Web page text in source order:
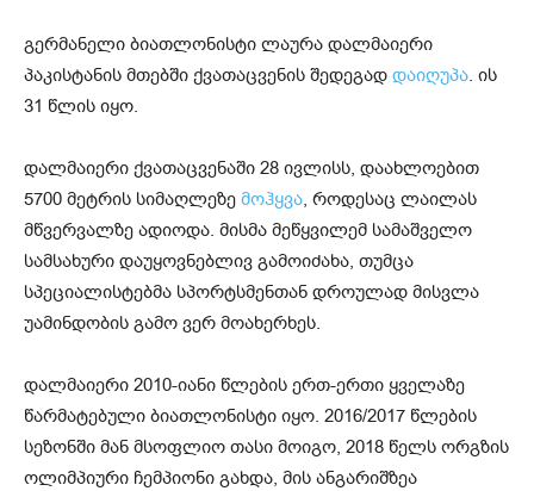
გერმანელი ბიათლონისტი ლაურა დალმაიერი
პაკისტანის მთებში ქვათაცვენის შედეგად დაიღუპა. ის
31 წლის იყო.
დალმაიერი ქვათაცვენაში 28 ივლისს, დაახლოებით
5700 მეტრის სიმაღლეზე მოჰყვა, როდესაც ლაილას
მწვერვალზე ადიოდა. მისმა მეწყვილემ სამაშველო
სამსახური დაუყოვნებლივ გამოიძახა, თუმცა
სპეციალისტებმა სპორტსმენთან დროულად მისვლა
უამინდობის გამო ვერ მოახერხეს.
დალმაიერი 2010-იანი წლების ერთ-ერთი ყველაზე
წარმატებული ბიათლონისტი იყო. 2016/2017 წლების
სეზონში მან მსოფლიო თასი მოიგო, 2018 წელს ორგზის
ოლიმპიური ჩემპიონი გახდა, მის ანგარიშზეა